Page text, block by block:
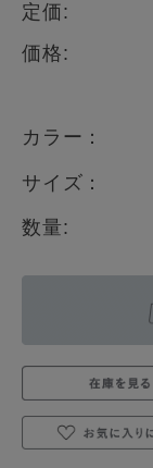
定価:
価格:
カラー：
サイズ：
数量: